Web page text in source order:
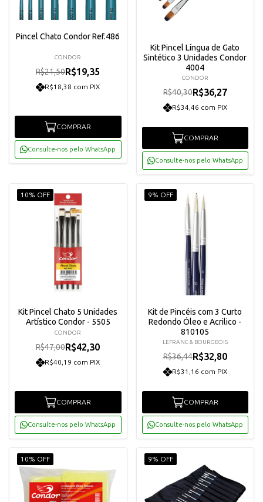
Pincel Chato Condor Ref.486
CONDOR
R$21,50R$19,35
R$18,38 com PIX
COMPRAR
Consulte-nos pelo WhatsApp
Kit Pincel Língua de Gato
Sintético 3 Unidades Condor
4004
CONDOR
R$40,30R$36,27
R$34,46 com PIX
COMPRAR
Consulte-nos pelo WhatsApp
10% OFF
Kit Pincel Chato 5 Unidades
Artístico Condor - 5505
CONDOR
R$47,00R$42,30
R$40,19 com PIX
COMPRAR
Consulte-nos pelo WhatsApp
9% OFF
Kit de Pincéis com 3 Curto
Redondo Óleo e Acrilico -
810105
LEFRANC & BOURGEOIS
R$36,44R$32,80
R$31,16 com PIX
COMPRAR
Consulte-nos pelo WhatsApp
10% OFF 9% OFF